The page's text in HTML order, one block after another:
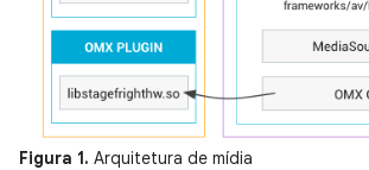
Figura 1. Arquitetura de mídia